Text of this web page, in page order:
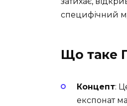
специфічний
Що таке
Концепт:
експонат